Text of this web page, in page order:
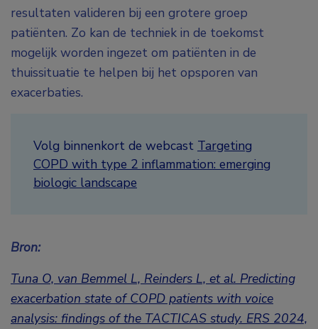
resultaten valideren bij een grotere groep
patiënten. Zo kan de techniek in de toekomst
mogelijk worden ingezet om patiënten in de
thuissituatie te helpen bij het opsporen van
exacerbaties.
Volg binnenkort de webcast Targeting
COPD with type 2 inflammation: emerging
biologic landscape
Bron:
Tuna O, van Bemmel L, Reinders L, et al. Predicting
exacerbation state of COPD patients with voice
analysis: findings of the TACTICAS study. ERS 2024,